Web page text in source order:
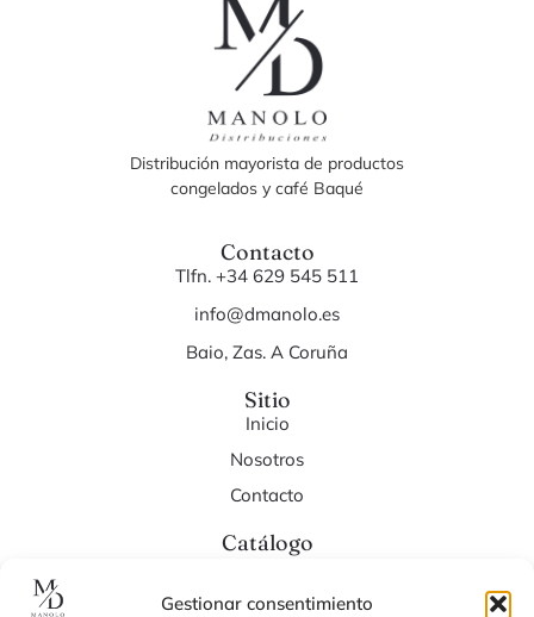
Gestionar consentimiento
Distribución mayorista de productos
congelados y café Baqué
Contacto
Tlfn. +34 629 545 511
info@dmanolo.es
Baio, Zas. A Coruña
Sitio
Inicio
Nosotros
Contacto
Catálogo
Tés